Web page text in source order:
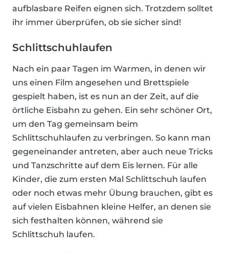
aufblasbare Reifen eignen sich. Trotzdem solltet
ihr immer überprüfen, ob sie sicher sind!
Schlittschuhlaufen
Nach ein paar Tagen im Warmen, in denen wir
uns einen Film angesehen und Brettspiele
gespielt haben, ist es nun an der Zeit, auf die
örtliche Eisbahn zu gehen. Ein sehr schöner Ort,
um den Tag gemeinsam beim
Schlittschuhlaufen zu verbringen. So kann man
gegeneinander antreten, aber auch neue Tricks
und Tanzschritte auf dem Eis lernen. Für alle
Kinder, die zum ersten Mal Schlittschuh laufen
oder noch etwas mehr Übung brauchen, gibt es
auf vielen Eisbahnen kleine Helfer, an denen sie
sich festhalten können, während sie
Schlittschuh laufen.